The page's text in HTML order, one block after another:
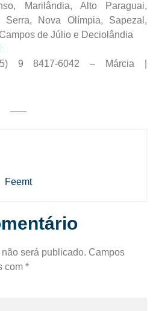
Marilândia, Alto Paraguai,
Serra, Nova Olímpia, Sapezal,
de Júlio e Deciolândia
9 8417-6042 – Márcia |
Feemt
será publicado. Campos
com *